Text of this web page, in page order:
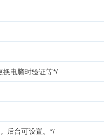
换电脑时验证等*/
后台可设置。*/